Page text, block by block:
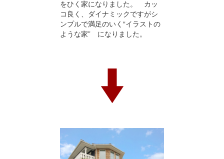
をひく家になりました。 カッ
コ良く、ダイナミックですがシ
ンプルで満足のいく“イラストの
ような家” になりました。